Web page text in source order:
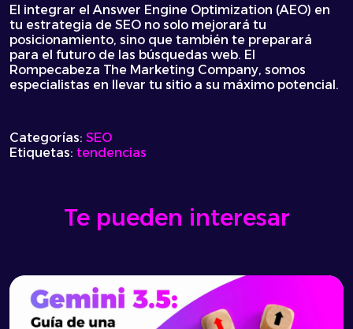
El integrar el Answer Engine Optimization (AEO) en
tu estrategia de SEO no solo mejorará tu
posicionamiento, sino que también te preparará
para el futuro de las búsquedas web. El
Rompecabeza The Marketing Company, somos
especialistas en llevar tu sitio a su máximo potencial.
Categorías: SEO
Etiquetas: tendencias
Te pueden interesar